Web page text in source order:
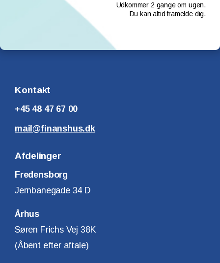
Udkommer 2 gange om ugen.
Du kan altid framelde dig.
Kontakt
+45 48 47 67 00
mail@finanshus.dk
Afdelinger
Fredensborg
Jernbanegade 34 D
Århus
Søren Frichs Vej 38K
(Åbent efter aftale)